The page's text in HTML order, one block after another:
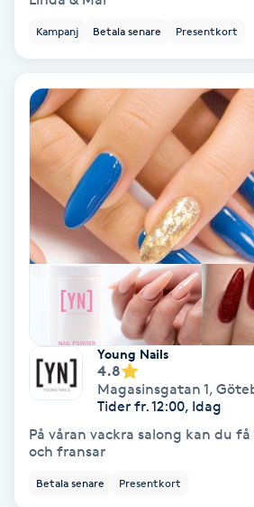
Babylights
Balayage
Bambumassage
Barber
Barnklippning
BIAB
Blowout
Bottenfärg
Kampanj Betala senare Presentkort
Young Nails
4.8
Magasinsgatan 1,
Tider fr. 12:00, Idag
På våran vackra salong kan du
och fransar
Betala senare Presentkort